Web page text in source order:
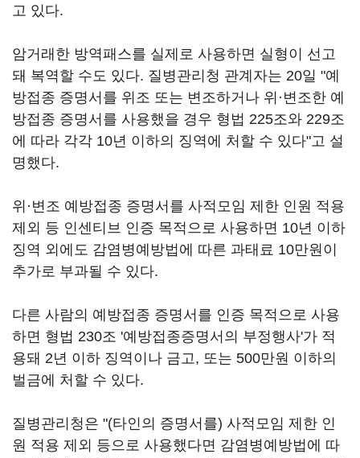
고 있다.
암거래한 방역패스를 실제로 사용하면 실형이 선고
돼 복역할 수도 있다. 질병관리청 관계자는 20일 "예
방접종 증명서를 위조 또는 변조하거나 위·변조한 예
방접종 증명서를 사용했을 경우 형법 225조와 229조
에 따라 각각 10년 이하의 징역에 처할 수 있다"고 설
명했다.
위·변조 예방접종 증명서를 사적모임 제한 인원 적용
제외 등 인센티브 인증 목적으로 사용하면 10년 이하
징역 외에도 감염병예방법에 따른 과태료 10만원이
추가로 부과될 수 있다.
다른 사람의 예방접종 증명서를 인증 목적으로 사용
하면 형법 230조 '예방접종증명서의 부정행사'가 적
용돼 2년 이하 징역이나 금고, 또는 500만원 이하의
벌금에 처할 수 있다.
질병관리청은 "(타인의 증명서를) 사적모임 제한 인
원 적용 제외 등으로 사용했다면 감염병예방법에 따